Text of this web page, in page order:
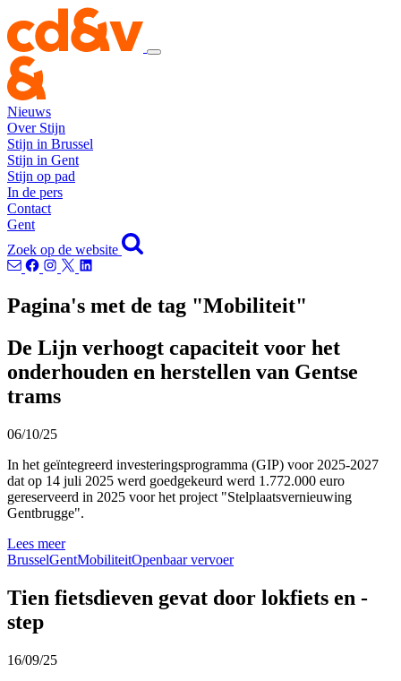
Nieuws
Over Stijn
Stijn in Brussel
Stijn in Gent
Stijn op pad
In de pers
Contact
Gent
Zoek op de website
Pagina's met de tag "Mobiliteit"
De Lijn verhoogt capaciteit voor het
onderhouden en herstellen van Gentse
trams
06/10/25
In het geïntegreerd investeringsprogramma (GIP) voor 2025-2027
dat op 14 juli 2025 werd goedgekeurd werd 1.772.000 euro
gereserveerd in 2025 voor het project "Stelplaatsvernieuwing
Gentbrugge".
Lees meer
BrusselGentMobiliteitOpenbaar vervoer
Tien fietsdieven gevat door lokfiets en -
step
16/09/25